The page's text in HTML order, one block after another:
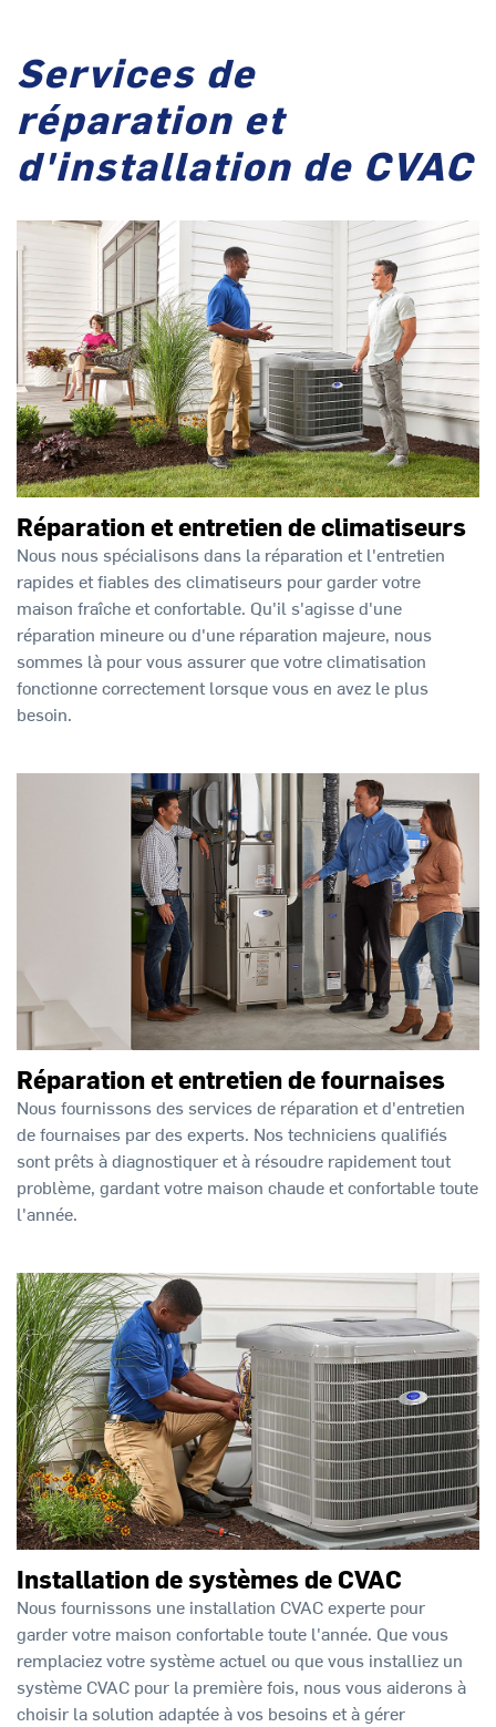
Services de
réparation et
d'installation de CVAC
Réparation et entretien de climatiseurs
Nous nous spécialisons dans la réparation et l'entretien
rapides et fiables des climatiseurs pour garder votre
maison fraîche et confortable. Qu'il s'agisse d'une
réparation mineure ou d'une réparation majeure, nous
sommes là pour vous assurer que votre climatisation
fonctionne correctement lorsque vous en avez le plus
besoin.
Réparation et entretien de fournaises
Nous fournissons des services de réparation et d'entretien
de fournaises par des experts. Nos techniciens qualifiés
sont prêts à diagnostiquer et à résoudre rapidement tout
problème, gardant votre maison chaude et confortable toute
l'année.
Installation de systèmes de CVAC
Nous fournissons une installation CVAC experte pour
garder votre maison confortable toute l'année. Que vous
remplaciez votre système actuel ou que vous installiez un
système CVAC pour la première fois, nous vous aiderons à
choisir la solution adaptée à vos besoins et à gérer